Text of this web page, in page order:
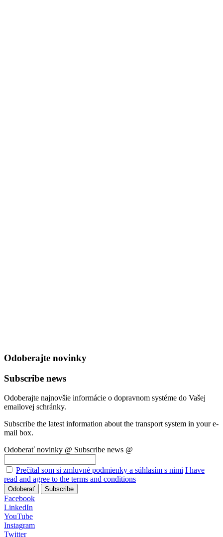
Odoberajte novinky
Subscribe news
Odoberajte najnovšie informácie o dopravnom systéme do Vašej
emailovej schránky.
Subscribe the latest information about the transport system in your e-
mail box.
Odoberať novinky @ Subscribe news @
Prečítal som si zmluvné podmienky a súhlasím s nimi I have
read and agree to the terms and conditions
Odoberať Subscribe
Facebook
LinkedIn
YouTube
Instagram
Twitter